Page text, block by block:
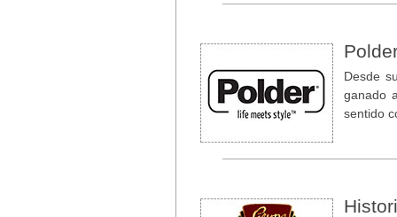
Desde
ganado
sentido